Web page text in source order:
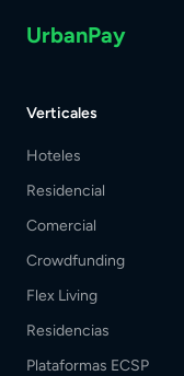
UrbanPay
Verticales
Hoteles
Residencial
Comercial
Crowdfunding
Flex Living
Residencias
Plataformas ECSP